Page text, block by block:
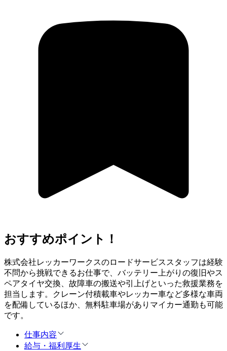
おすすめポイント！
株式会社レッカーワークスのロードサービススタッフは経験
不問から挑戦できるお仕事で、バッテリー上がりの復旧やス
ペアタイヤ交換、故障車の搬送や引上げといった救援業務を
担当します。クレーン付積載車やレッカー車など多様な車両
を配備しているほか、無料駐車場がありマイカー通勤も可能
です。
仕事内容
給与・福利厚生